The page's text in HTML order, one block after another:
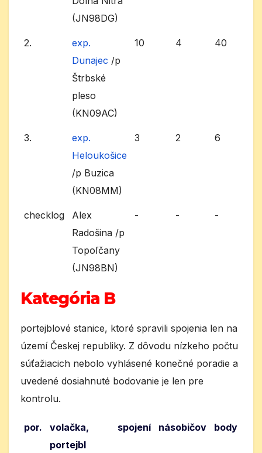
(JN98DG)
2.
exp.
Dunajec /p
Štrbské
pleso
(KN09AC)
10 4 40
3.
exp.
Heloukošice
/p Buzica
(KN08MM)
3 2 6
checklog
Alex
Radošina /p
Topoľčany
(JN98BN)
- - -
Kategória B
portejblové stanice, ktoré spravili spojenia len na
území Českej republiky. Z dôvodu nízkeho počtu
súťažiacich nebolo vyhlásené konečné poradie a
uvedené dosiahnuté bodovanie je len pre
kontrolu.
por.
volačka,
portejbl
spojení násobičov body